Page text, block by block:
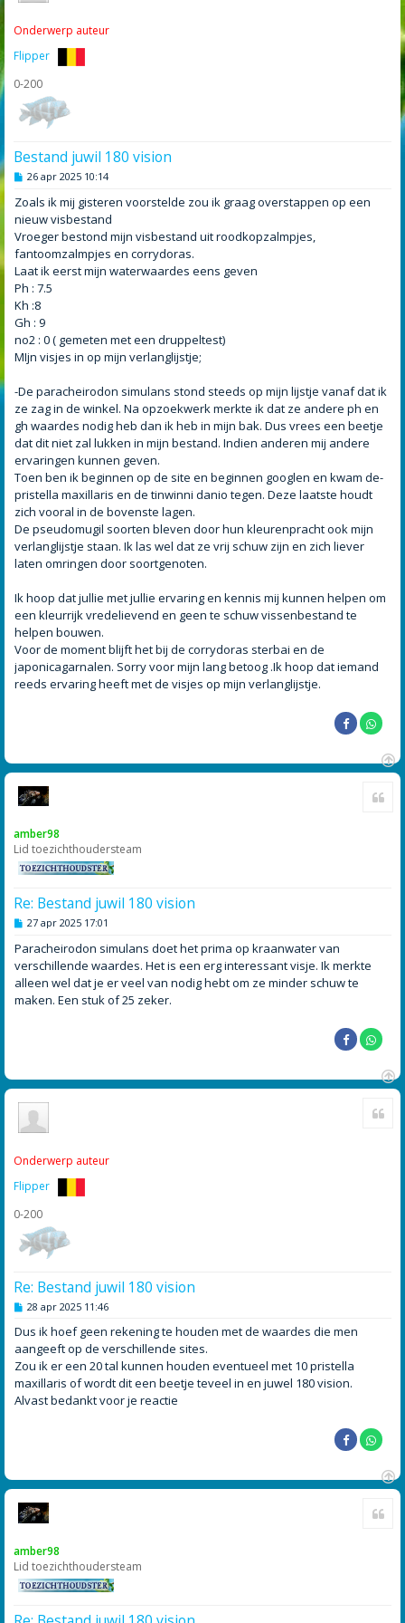
Onderwerp auteur
Flipper
0-200
Bestand juwil 180 vision
B
r
i
c
h
26 apr 2025 10:14
Zoals ik mij gisteren voorstelde zou ik graag overstappen op een
nieuw visbestand
Vroeger bestond mijn visbestand uit roodkopzalmpjes,
fantoomzalmpjes en corrydoras.
Laat ik eerst mijn waterwaardes eens geven
Ph : 7.5
Kh :8
Gh : 9
no2 : 0 ( gemeten met een druppeltest)
MIjn visjes in op mijn verlanglijstje;
-De paracheirodon simulans stond steeds op mijn lijstje vanaf dat ik
ze zag in de winkel. Na opzoekwerk merkte ik dat ze andere ph en
gh waardes nodig heb dan ik heb in mijn bak. Dus vrees een beetje
dat dit niet zal lukken in mijn bestand. Indien anderen mij andere
ervaringen kunnen geven.
Toen ben ik beginnen op de site en beginnen googlen en kwam de-
pristella maxillaris en de tinwinni danio tegen. Deze laatste houdt
zich vooral in de bovenste lagen.
De pseudomugil soorten bleven door hun kleurenpracht ook mijn
verlanglijstje staan. Ik las wel dat ze vrij schuw zijn en zich liever
laten omringen door soortgenoten.
Ik hoop dat jullie met jullie ervaring en kennis mij kunnen helpen om
een kleurrijk vredelievend en geen te schuw vissenbestand te
helpen bouwen.
Voor de moment blijft het bij de corrydoras sterbai en de
japonicagarnalen. Sorry voor mijn lang betoog .Ik hoop dat iemand
reeds ervaring heeft met de visjes op mijn verlanglijstje.
O
amber98
Lid toezichthoudersteam
Re: Bestand juwil 180 vision
B
r
i
c
h
27 apr 2025 17:01
Paracheirodon simulans doet het prima op kraanwater van
verschillende waardes. Het is een erg interessant visje. Ik merkte
alleen wel dat je er veel van nodig hebt om ze minder schuw te
maken. Een stuk of 25 zeker.
O
Onderwerp auteur
Flipper
0-200
Re: Bestand juwil 180 vision
B
r
i
c
h
28 apr 2025 11:46
Dus ik hoef geen rekening te houden met de waardes die men
aangeeft op de verschillende sites.
Zou ik er een 20 tal kunnen houden eventueel met 10 pristella
maxillaris of wordt dit een beetje teveel in en juwel 180 vision.
Alvast bedankt voor je reactie
O
amber98
Lid toezichthoudersteam